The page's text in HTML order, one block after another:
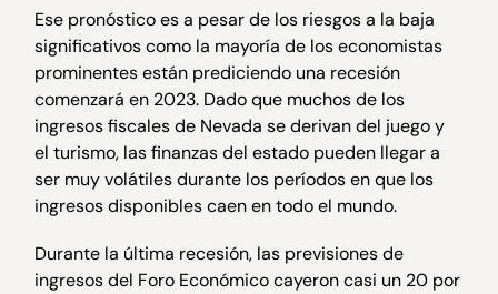
Ese pronóstico es a pesar de los riesgos a la baja
significativos como la mayoría de los economistas
prominentes están prediciendo una recesión
comenzará en 2023. Dado que muchos de los
ingresos fiscales de Nevada se derivan del juego y
el turismo, las finanzas del estado pueden llegar a
ser muy volátiles durante los períodos en que los
ingresos disponibles caen en todo el mundo.
Durante la última recesión, las previsiones de
ingresos del Foro Económico cayeron casi un 20 por